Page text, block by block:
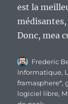
est la
Donc, mea
Auteur
Frederic
Informatique,
framasphere*,
logiciel libre,